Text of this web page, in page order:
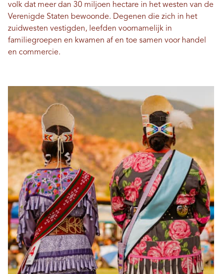
volk dat meer dan 30 miljoen hectare in het westen van de
Verenigde Staten bewoonde. Degenen die zich in het
zuidwesten vestigden, leefden voornamelijk in
familiegroepen en kwamen af ​​en toe samen voor handel
en commercie.